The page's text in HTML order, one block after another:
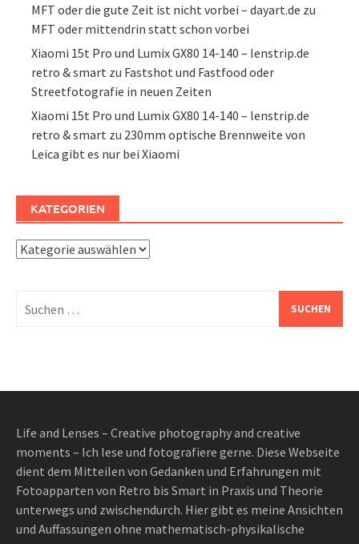
MFT oder die gute Zeit ist nicht vorbei – dayart.de zu
MFT oder mittendrin statt schon vorbei
Xiaomi 15t Pro und Lumix GX80 14-140 – lenstrip.de
retro & smart zu Fastshot und Fastfood oder
Streetfotografie in neuen Zeiten
Xiaomi 15t Pro und Lumix GX80 14-140 – lenstrip.de
retro & smart zu 230mm optische Brennweite von
Leica gibt es nur bei Xiaomi
KATEGORIEN
Kategorien
nach:
Life and Lenses – Creative photography and creative
moments – Ich lese und fotografiere gerne. Diese Webseite
dient dem Mitteilen von Gedanken und Erfahrungen mit
Fotoapparten von Retro bis Smart in Praxis und Theorie
unterwegs und zwischendurch. Hier gibt es meine Ansichten
und Auffassungen ohne mathematisch-physikalische